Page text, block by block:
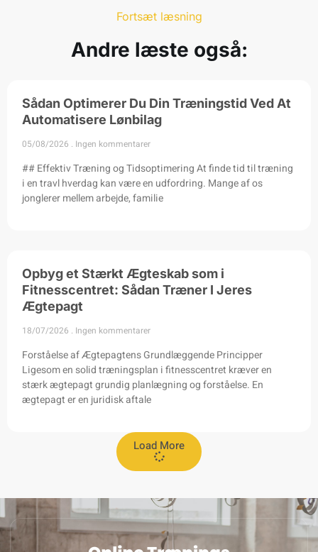
Fortsæt læsning
Andre læste også:
Sådan Optimerer Du Din Træningstid Ved At
Automatisere Lønbilag
05/08/2026 Ingen kommentarer
## Effektiv Træning og Tidsoptimering At finde tid til træning
i en travl hverdag kan være en udfordring. Mange af os
jonglerer mellem arbejde, familie
Opbyg et Stærkt Ægteskab som i
Fitnesscentret: Sådan Træner I Jeres
Ægtepagt
18/07/2026 Ingen kommentarer
Forståelse af Ægtepagtens Grundlæggende Principper
Ligesom en solid træningsplan i fitnesscentret kræver en
stærk ægtepagt grundig planlægning og forståelse. En
ægtepagt er en juridisk aftale
Load More